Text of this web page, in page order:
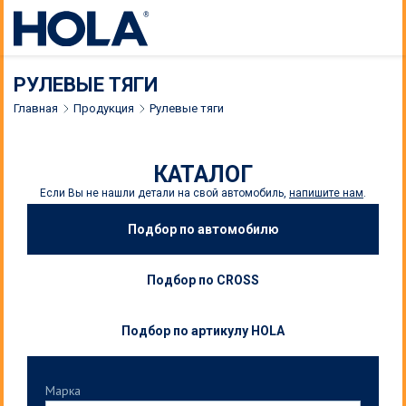
РУЛЕВЫЕ ТЯГИ
Главная Продукция Рулевые тяги
КАТАЛОГ
Если Вы не нашли детали на свой автомобиль, напишите нам.
Подбор по автомобилю
Подбор по CROSS
Подбор по артикулу HOLA
Марка